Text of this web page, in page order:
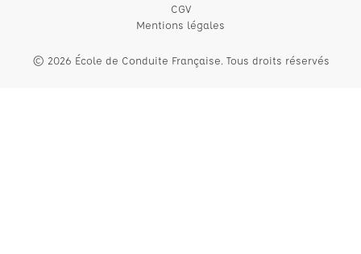
CGV
Mentions légales
© 2026 École de Conduite Française. Tous droits réservés